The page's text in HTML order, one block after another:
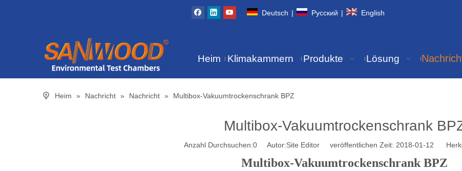
Deutsch | Pусский | English
Heim Klimakammern Produkte Lösung
Heim » Nachricht » Nachricht » Multibox-Vakuumtrockenschrank BPZ
Multibox-Vakuumtrockenschrank
Anzahl Durchsuchen:0 Autor:Site Editor veröffentlichen Zeit: 2018-01-12
Multibox-Vakuumtrockenschrank BPZ